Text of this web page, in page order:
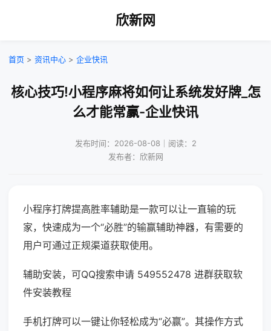
欣新网
首页 > 资讯中心 > 企业快讯
核心技巧!小程序麻将如何让系统发好牌_怎
么才能常赢-企业快讯
发布时间：2026-08-08｜阅读：2
发布者：欣新网
小程序打牌提高胜率辅助是一款可以让一直输的玩
家，快速成为一个“必胜”的输赢辅助神器，有需要的
用户可通过正规渠道获取使用。
辅助安装，可QQ搜索申请 549552478 进群获取软
件安装教程
手机打牌可以一键让你轻松成为“必赢”。其操作方式